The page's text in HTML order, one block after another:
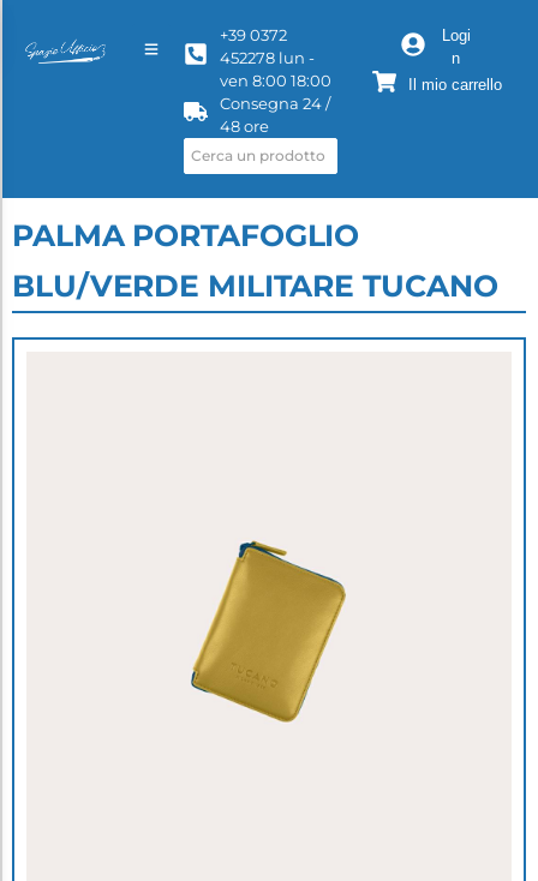
+39 0372
452278 lun -
ven 8:00 18:00
Consegna 24 /
48 ore
Logi
n
Il mio carrello
PALMA PORTAFOGLIO
BLU/VERDE MILITARE TUCANO